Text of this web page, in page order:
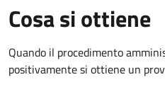
Cosa si ottiene
Quando il procedimento
positivamente si ottiene un